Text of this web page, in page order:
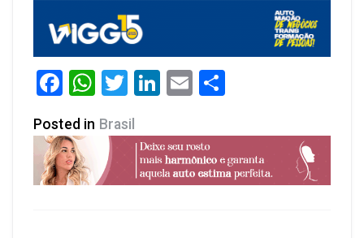
Facebook
WhatsApp
Twitter
LinkedIn
Email
Posted in Brasil